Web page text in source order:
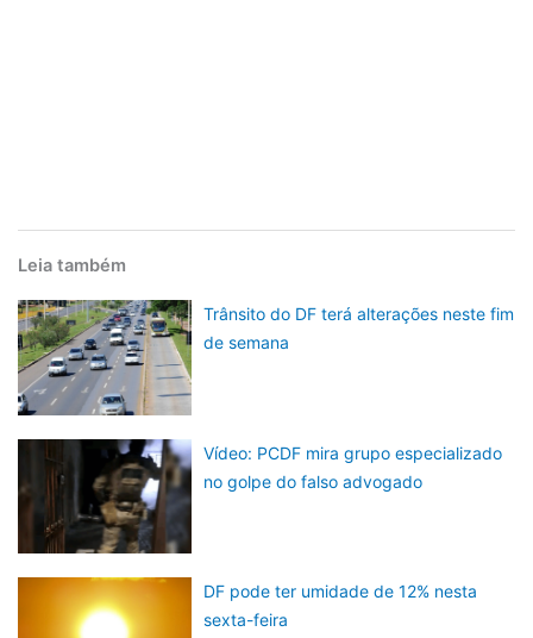
Leia também
Trânsito do DF terá alterações neste fim
de semana
Vídeo: PCDF mira grupo especializado
no golpe do falso advogado
DF pode ter umidade de 12% nesta
sexta-feira